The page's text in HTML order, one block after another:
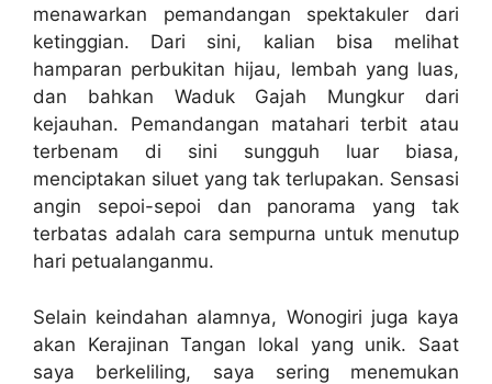
menawarkan pemandangan spektakuler dari
ketinggian. Dari sini, kalian bisa melihat
hamparan perbukitan hijau, lembah yang luas,
dan bahkan Waduk Gajah Mungkur dari
kejauhan. Pemandangan matahari terbit atau
terbenam di sini sungguh luar biasa,
menciptakan siluet yang tak terlupakan. Sensasi
angin sepoi-sepoi dan panorama yang tak
terbatas adalah cara sempurna untuk menutup
hari petualanganmu.
Selain keindahan alamnya, Wonogiri juga kaya
akan Kerajinan Tangan lokal yang unik. Saat
saya berkeliling, saya sering menemukan